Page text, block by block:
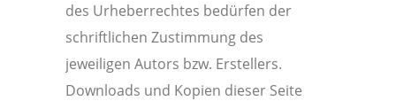
des Urheberrechtes bedürfen der
schriftlichen Zustimmung des
jeweiligen Autors bzw. Erstellers.
Downloads und Kopien dieser Seite